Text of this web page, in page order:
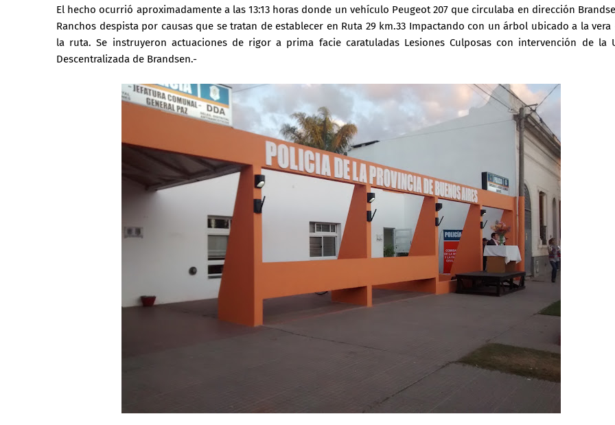
El hecho ocurrió aproximadamente a las 13:13 horas donde un vehículo Peugeot 207 que circulaba en dirección
Ranchos despista por causas que se tratan de establecer en Ruta 29 km.33 Impactando con un árbol ubicado a la vera
la ruta. Se instruyeron actuaciones de rigor a prima facie caratuladas Lesiones Culposas con intervención de la
Descentralizada de Brandsen.-